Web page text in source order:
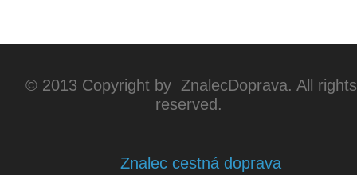
© 2013 Copyright by ZnalecDoprava. All rights
reserved.
Znalec cestná doprava